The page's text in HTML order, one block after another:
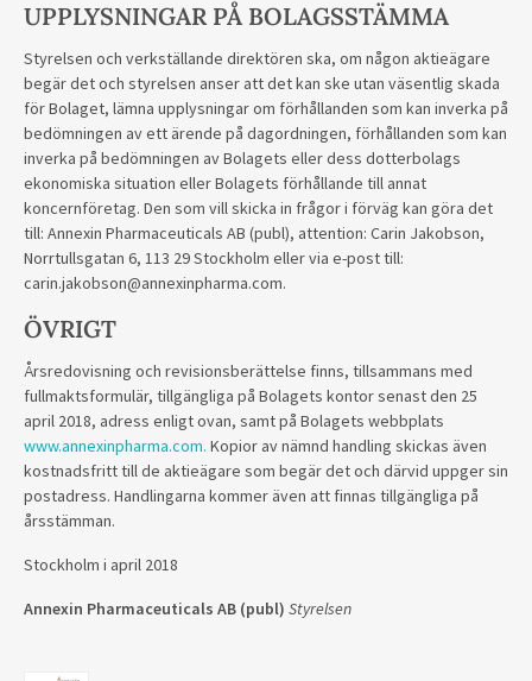
UPPLYSNINGAR PÅ BOLAGSSTÄMMA
Styrelsen och verkställande direktören ska, om någon aktieägare
begär det och styrelsen anser att det kan ske utan väsentlig skada
för Bolaget, lämna upplysningar om förhållanden som kan inverka på
bedömningen av ett ärende på dagordningen, förhållanden som kan
inverka på bedömningen av Bolagets eller dess dotterbolags
ekonomiska situation eller Bolagets förhållande till annat
koncernföretag. Den som vill skicka in frågor i förväg kan göra det
till: Annexin Pharmaceuticals AB (publ), attention: Carin Jakobson,
Norrtullsgatan 6, 113 29 Stockholm eller via e-post till:
carin.jakobson@annexinpharma.com.
ÖVRIGT
Årsredovisning och revisionsberättelse finns, tillsammans med
fullmaktsformulär, tillgängliga på Bolagets kontor senast den 25
april 2018, adress enligt ovan, samt på Bolagets webbplats
www.annexinpharma.com. Kopior av nämnd handling skickas även
kostnadsfritt till de aktieägare som begär det och därvid uppger sin
postadress. Handlingarna kommer även att finnas tillgängliga på
årsstämman.
Stockholm i april 2018
Annexin Pharmaceuticals AB (publ) Styrelsen